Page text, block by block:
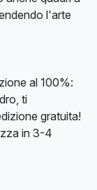
l'arte
al 100%:
ti
gratuita!
in 3-4